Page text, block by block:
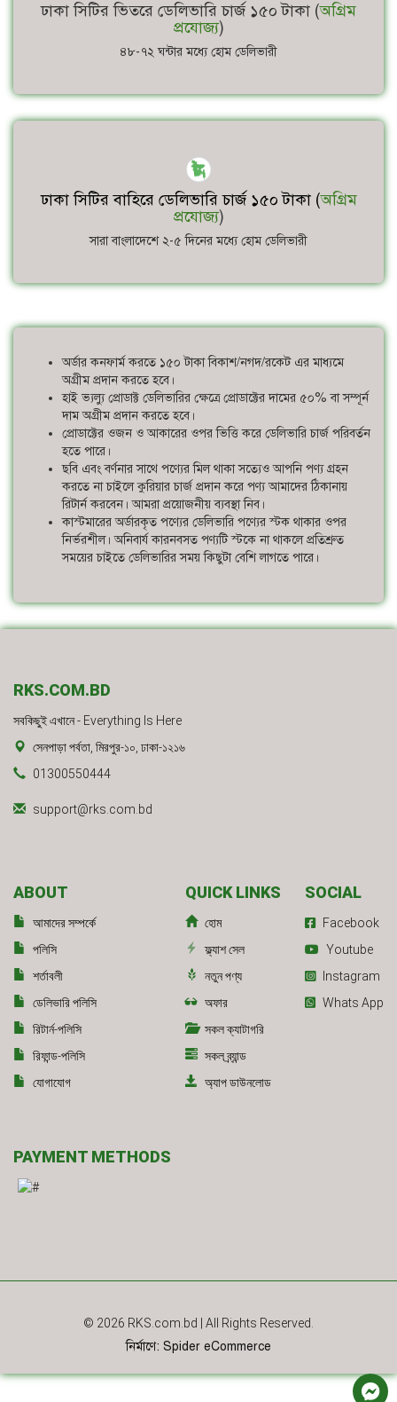
ঢাকা সিটির ভিতরে ডেলিভারি চার্জ ১৫০ টাকা (অগ্রিম
প্রযোজ্য)
৪৮-৭২ ঘন্টার মধ্যে হোম ডেলিভারী
ঢাকা সিটির বাহিরে ডেলিভারি চার্জ ১৫০ টাকা (অগ্রিম
প্রযোজ্য)
সারা বাংলাদেশে ২-৫ দিনের মধ্যে হোম ডেলিভারী
অর্ডার কনফার্ম করতে ১৫০ টাকা বিকাশ/নগদ/রকেট এর মাধ্যমে
অগ্রীম প্রদান করতে হবে।
হাই ভ্যল্যু প্রোডাক্ট ডেলিভারির ক্ষেত্রে প্রোডাক্টের দামের ৫০% বা সম্পূর্ন
দাম অগ্রীম প্রদান করতে হবে।
প্রোডাক্টের ওজন ও আকারের ওপর ভিত্তি করে ডেলিভারি চার্জ পরিবর্তন
হতে পারে।
ছবি এবং বর্ণনার সাথে পণ্যের মিল থাকা সত্যেও আপনি পণ্য গ্রহন
করতে না চাইলে কুরিয়ার চার্জ প্রদান করে পণ্য আমাদের ঠিকানায়
রিটার্ন করবেন। আমরা প্রয়োজনীয় ব্যবস্থা নিব।
কাস্টমারের অর্ডারকৃত পণ্যের ডেলিভারি পণ্যের স্টক থাকার ওপর
নির্ভরশীল। অনিবার্য কারনবসত পণ্যটি স্টকে না থাকলে প্রতিশ্রুত
সময়ের চাইতে ডেলিভারির সময় কিছুটা বেশি লাগতে পারে।
RKS.COM.BD
সবকিছুই এখানে - Everything Is Here
সেনপাড়া পর্বতা, মিরপুর-১০, ঢাকা-১২১৬
01300550444
support@rks.com.bd
ABOUT
আমাদের সম্পর্কে
পলিসি
শর্তাবলী
ডেলিভারি পলিসি
রিটার্ন-পলিসি
রিফান্ড-পলিসি
যোগাযোগ
QUICK LINKS
হোম
ফ্ল্যাশ সেল
নতুন পণ্য
অফার
সকল ক্যাটাগরি
সকল ব্র্যান্ড
অ্যাপ ডাউনলোড
SOCIAL
Facebook
Youtube
Instagram
Whats App
PAYMENT METHODS
© 2026 RKS.com.bd | All Rights Reserved.
নির্মাণে: Spider eCommerce